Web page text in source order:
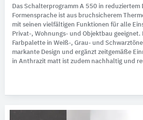
Das Schalterprogramm A 550 in reduziertem
Formensprache ist aus bruchsicherem
mit seinen vielfältigen Funktionen für alle
Privat-, Wohnungs- und Objektbau geeignet.
Farbpalette in Weiß-, Grau- und
markante Design und ergänzt zeitgemäße
in Anthrazit matt ist zudem nachhaltig und